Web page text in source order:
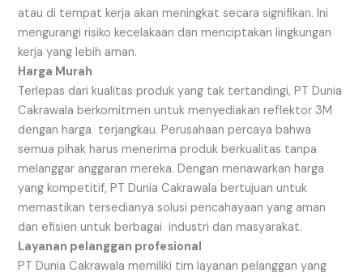
atau di tempat kerja akan meningkat secara signifikan. Ini
mengurangi risiko kecelakaan dan menciptakan lingkungan
kerja yang lebih aman.
Harga Murah
Terlepas dari kualitas produk yang tak tertandingi, PT Dunia
Cakrawala berkomitmen untuk menyediakan reflektor 3M
dengan harga terjangkau. Perusahaan percaya bahwa
semua pihak harus menerima produk berkualitas tanpa
melanggar anggaran mereka. Dengan menawarkan harga
yang kompetitif, PT Dunia Cakrawala bertujuan untuk
memastikan tersedianya solusi pencahayaan yang aman
dan efisien untuk berbagai industri dan masyarakat.
Layanan pelanggan profesional
PT Dunia Cakrawala memiliki tim layanan pelanggan yang